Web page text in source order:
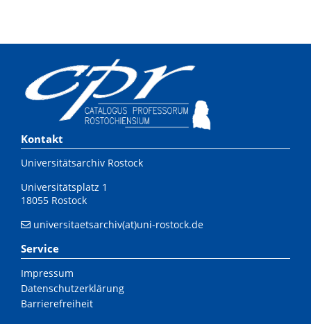
Kontakt
Universitätsarchiv Rostock
Universitätsplatz 1
18055 Rostock
universitaetsarchiv(at)uni-rostock.de
Service
Impressum
Datenschutzerklärung
Barrierefreiheit